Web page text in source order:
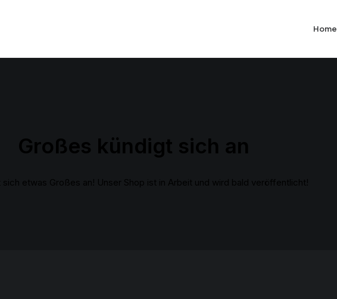
Home
Großes kündigt sich an
sich etwas Großes an! Unser Shop ist in Arbeit und wird bald veröffentlicht!